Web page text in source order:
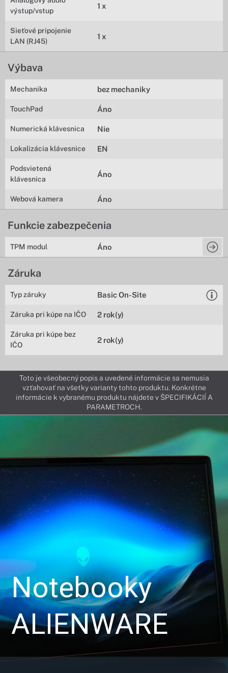
výstup/vstup
1 x
Sieťové pripojenie
LAN (RJ45)
1 x
Výbava
Mechanika bez mechaniky
TouchPad Áno
Numerická klávesnica Nie
Lokalizácia klávesnice EN
Podsvietená
klávesnica
Áno
Webová kamera Áno
Funkcie zabezpečenia
TPM modul Áno
Záruka
Typ záruky Basic On-Site
Záruka pri kúpe na IČO 2 rok(y)
Záruka pri kúpe bez
IČO
2 rok(y)
Toto je všeobecný popis a uvedené informácie sa nemusia
vzťahovať na všetky varianty tohto produktu. Konkrétne
informácie k vybranému produktu nájdete v ŠPECIFIKÁCIÍ A
PARAMETROCH.
Notebooky
ALIENWARE